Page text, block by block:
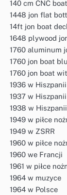
140 cm CNC
1448 jon flat
14ft jon boat
1648 plywood
1760 aluminum
1760 jon boat
1760 jon boat
1936 w Hiszpanii
1937 w Hiszpanii
1938 w Hiszpanii
1949 w piłce
1949 w ZSRR
1960 w piłce
1960 we Francji
1961 w piłce
1964 w muzyce
1964 w Polsce